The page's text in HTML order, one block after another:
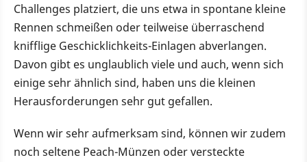
Challenges platziert, die uns etwa in spontane kleine
Rennen schmeißen oder teilweise überraschend
knifflige Geschicklichkeits-Einlagen abverlangen.
Davon gibt es unglaublich viele und auch, wenn sich
einige sehr ähnlich sind, haben uns die kleinen
Herausforderungen sehr gut gefallen.
Wenn wir sehr aufmerksam sind, können wir zudem
noch seltene Peach-Münzen oder versteckte